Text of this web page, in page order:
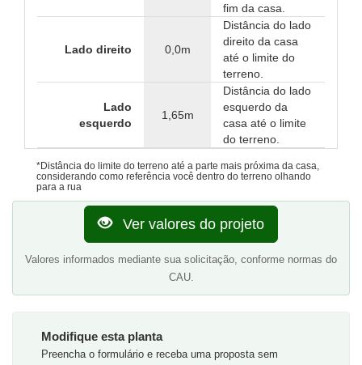
fim da casa.
Lado direito 0,0m
Distância do lado
direito da casa
até o limite do
terreno.
Lado
esquerdo
1,65m
Distância do lado
esquerdo da
casa até o limite
do terreno.
*Distância do limite do terreno até a parte mais próxima da casa,
considerando como referência você dentro do terreno olhando
para a rua
Ver valores do projeto
Valores informados mediante sua solicitação, conforme normas do
CAU.
Modifique esta planta
Preencha o formulário e receba uma proposta sem